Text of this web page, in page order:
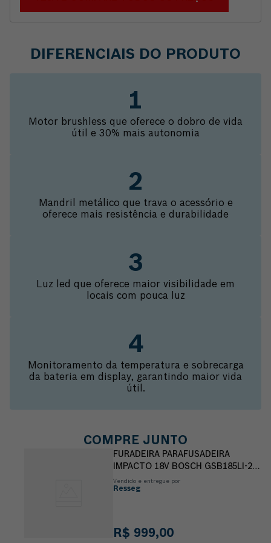
DIFERENCIAIS DO PRODUTO
Motor brushless que oferece o dobro de vida
útil e 30% mais autonomia
Mandril metálico que trava o acessório e
oferece mais resistência e durabilidade
Luz led que oferece maior visibilidade em
locais com pouca luz
Monitoramento da temperatura e sobrecarga
da bateria em display, garantindo maior vida
útil.
COMPRE JUNTO
FURADEIRA PARAFUSADEIRA
IMPACTO 18V BOSCH GSB185LI-2B
SEM FIO
Vendido e entregue por
Resseg
R$ 999,00